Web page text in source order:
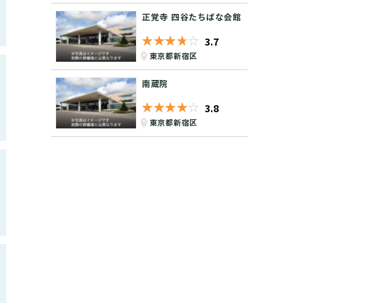
正覚寺 四谷たちばな会館
★★★★★
☆☆☆☆☆ 3.7
東京都新宿区
南蔵院
★★★★★
☆☆☆☆☆ 3.8
東京都新宿区